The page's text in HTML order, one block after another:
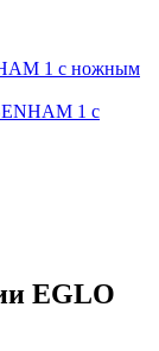
1 с
EGLO